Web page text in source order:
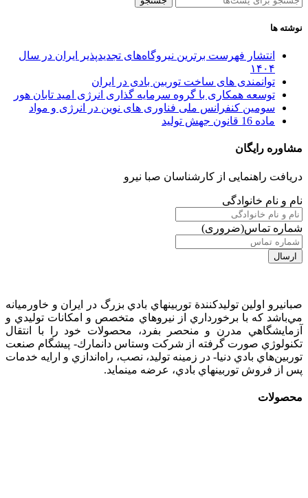
نوشته ها
انتشار فهرست برترین نیروگاه‌های تجدیدپذیر ایران در سال
۱۴۰۴
توانمندی های ساخت توربین بادی در ایران
توسعه همکاری با گروه سرمایه گذاری انرژی امید تابان هور
سومین کنفرانس ملی فناوری های نوین در انرژی و مواد
ماده 16 قانون جهش تولید
مشاوره رایگان
دریافت راهنمایی از کارشناسان صبا نیرو
نام و نام خانوادگی
شماره تماس(ضروری)
صبانيرو اولين توليدكنندة توربينهاي بادي بزرگ در ايران و خاورميانه
مي‌باشد كه با برخورداري از نيروهاي متخصص و امكانات توليدي و
آزمايشگاهي مدرن و منحصر بفرد، محصولات خود را با انتقال
تكنولوژي صورت گرفته از شركت وستاس دانمارك- پيشگام صنعت
توربين‌هاي بادي دنيا- در زمينه توليد، نصب، راه‌اندازي و ارايه خدمات
پس از فروش توربينهاي بادي، عرضه مينمايد.
محصولات